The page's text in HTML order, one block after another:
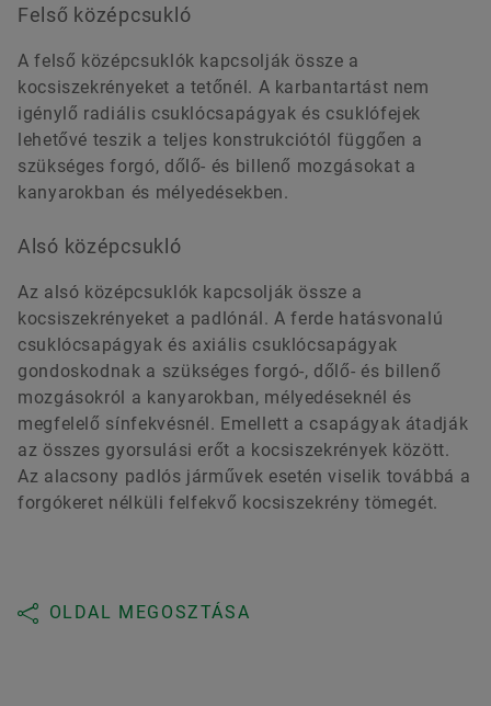
Felső középcsukló
A felső középcsuklók kapcsolják össze a
kocsiszekrényeket a tetőnél. A karbantartást nem
igénylő radiális csuklócsapágyak és csuklófejek
lehetővé teszik a teljes konstrukciótól függően a
szükséges forgó, dőlő- és billenő mozgásokat a
kanyarokban és mélyedésekben.
Alsó középcsukló
Az alsó középcsuklók kapcsolják össze a
kocsiszekrényeket a padlónál. A ferde hatásvonalú
csuklócsapágyak és axiális csuklócsapágyak
gondoskodnak a szükséges forgó-, dőlő- és billenő
mozgásokról a kanyarokban, mélyedéseknél és
megfelelő sínfekvésnél. Emellett a csapágyak átadják
az összes gyorsulási erőt a kocsiszekrények között.
Az alacsony padlós járművek esetén viselik továbbá a
forgókeret nélküli felfekvő kocsiszekrény tömegét.
OLDAL MEGOSZTÁSA